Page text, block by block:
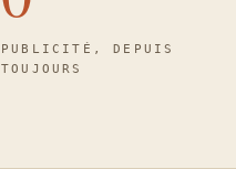
PUBLICITÉ, DEPUIS
TOUJOURS